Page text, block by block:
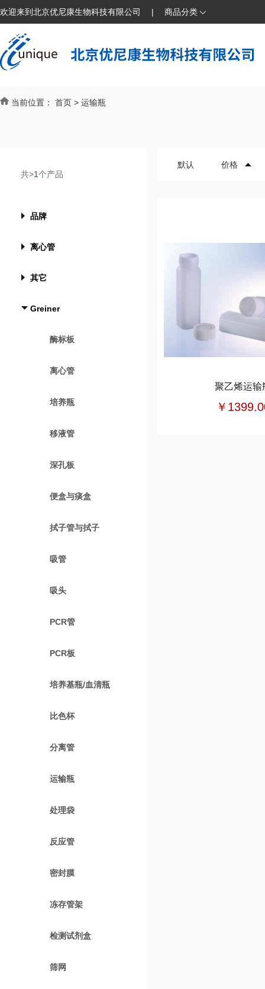
欢迎来到北京优尼康生物科技有限公司 | 商品分类
当前位置： 首页 > 运输瓶
共>1个产品
品牌
离心管
其它
Greiner
酶标板
离心管
培养瓶
移液管
深孔板
便盒与痰盒
拭子管与拭子
吸管
吸头
PCR管
PCR板
培养基瓶/血清瓶
比色杯
分离管
运输瓶
处理袋
反应管
密封膜
冻存管架
检测试剂盒
筛网
默认 价格
聚乙烯运输
￥